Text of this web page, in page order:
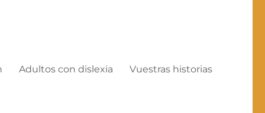
Adultos con dislexia Vuestras historias